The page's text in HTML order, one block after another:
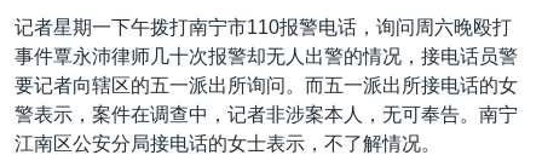
记者星期一下午拨打南宁市110报警电话，询问周六晚殴打
事件覃永沛律师几十次报警却无人出警的情况，接电话员警
要记者向辖区的五一派出所询问。而五一派出所接电话的女
警表示，案件在调查中，记者非涉案本人，无可奉告。南宁
江南区公安分局接电话的女士表示，不了解情况。